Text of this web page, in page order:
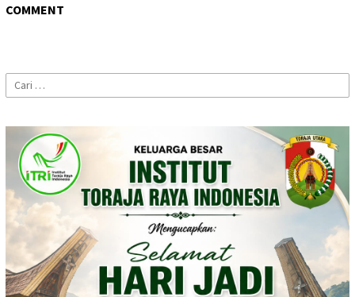
COMMENT
Cari
untuk: